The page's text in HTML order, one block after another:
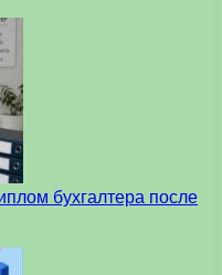
бухгалтера после